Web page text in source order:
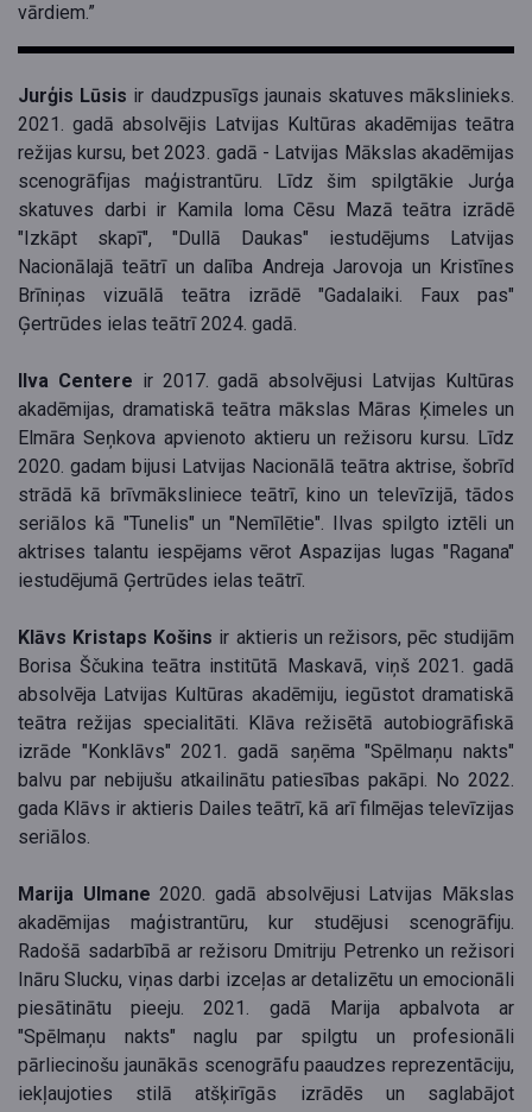
vārdiem.”
Jurģis Lūsis ir daudzpusīgs jaunais skatuves mākslinieks.
2021. gadā absolvējis Latvijas Kultūras akadēmijas teātra
režijas kursu, bet 2023. gadā - Latvijas Mākslas akadēmijas
scenogrāfijas maģistrantūru. Līdz šim spilgtākie Jurģa
skatuves darbi ir Kamila loma Cēsu Mazā teātra izrādē
"Izkāpt skapī", "Dullā Daukas" iestudējums Latvijas
Nacionālajā teātrī un dalība Andreja Jarovoja un Kristīnes
Brīniņas vizuālā teātra izrādē "Gadalaiki. Faux pas"
Ģertrūdes ielas teātrī 2024. gadā.
Ilva Centere ir 2017. gadā absolvējusi Latvijas Kultūras
akadēmijas, dramatiskā teātra mākslas Māras Ķimeles un
Elmāra Seņkova apvienoto aktieru un režisoru kursu. Līdz
2020. gadam bijusi Latvijas Nacionālā teātra aktrise, šobrīd
strādā kā brīvmāksliniece teātrī, kino un televīzijā, tādos
seriālos kā "Tunelis" un "Nemīlētie". Ilvas spilgto iztēli un
aktrises talantu iespējams vērot Aspazijas lugas "Ragana"
iestudējumā Ģertrūdes ielas teātrī.
Klāvs Kristaps Košins ir aktieris un režisors, pēc studijām
Borisa Ščukina teātra institūtā Maskavā, viņš 2021. gadā
absolvēja Latvijas Kultūras akadēmiju, iegūstot dramatiskā
teātra režijas specialitāti. Klāva režisētā autobiogrāfiskā
izrāde "Konklāvs" 2021. gadā saņēma "Spēlmaņu nakts"
balvu par nebijušu atkailinātu patiesības pakāpi. No 2022.
gada Klāvs ir aktieris Dailes teātrī, kā arī filmējas televīzijas
seriālos.
Marija Ulmane 2020. gadā absolvējusi Latvijas Mākslas
akadēmijas maģistrantūru, kur studējusi scenogrāfiju.
Radošā sadarbībā ar režisoru Dmitriju Petrenko un režisori
Ināru Slucku, viņas darbi izceļas ar detalizētu un emocionāli
piesātinātu pieeju. 2021. gadā Marija apbalvota ar
"Spēlmaņu nakts" naglu par spilgtu un profesionāli
pārliecinošu jaunākās scenogrāfu paaudzes reprezentāciju,
iekļaujoties stilā atšķirīgās izrādēs un saglabājot